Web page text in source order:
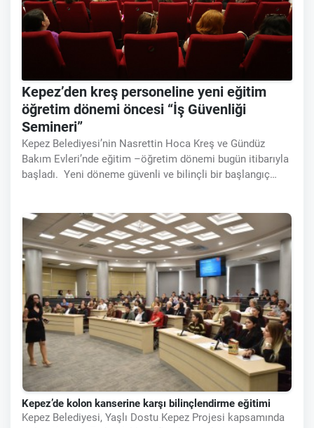
Kepez’den kreş personeline yeni eğitim
öğretim dönemi öncesi “İş Güvenliği
Semineri”
Kepez Belediyesi’nin Nasrettin Hoca Kreş ve Gündüz
Bakım Evleri’nde eğitim –öğretim dönemi bugün itibarıyla
başladı. Yeni döneme güvenli ve bilinçli bir başlangıç
Kepez’de kolon kanserine karşı bilinçlendirme eğitimi
Kepez Belediyesi, Yaşlı Dostu Kepez Projesi kapsamında